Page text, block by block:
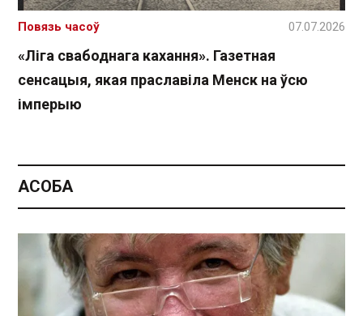
«Ліга свабоднага кахання». Газетная
сенсацыя, якая праславіла Менск на ўсю
імперыю
Повязь часоў 07.07.2026
АСОБА